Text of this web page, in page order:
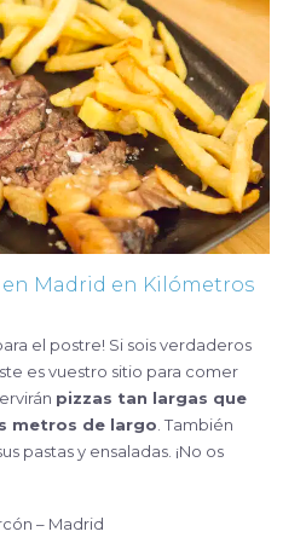
Madrid en Kilómetros
el postre! Si sois verdaderos
es vuestro sitio para comer
pizzas tan largas que
metros de largo . También
pastas y ensaladas. ¡No os
– Madrid